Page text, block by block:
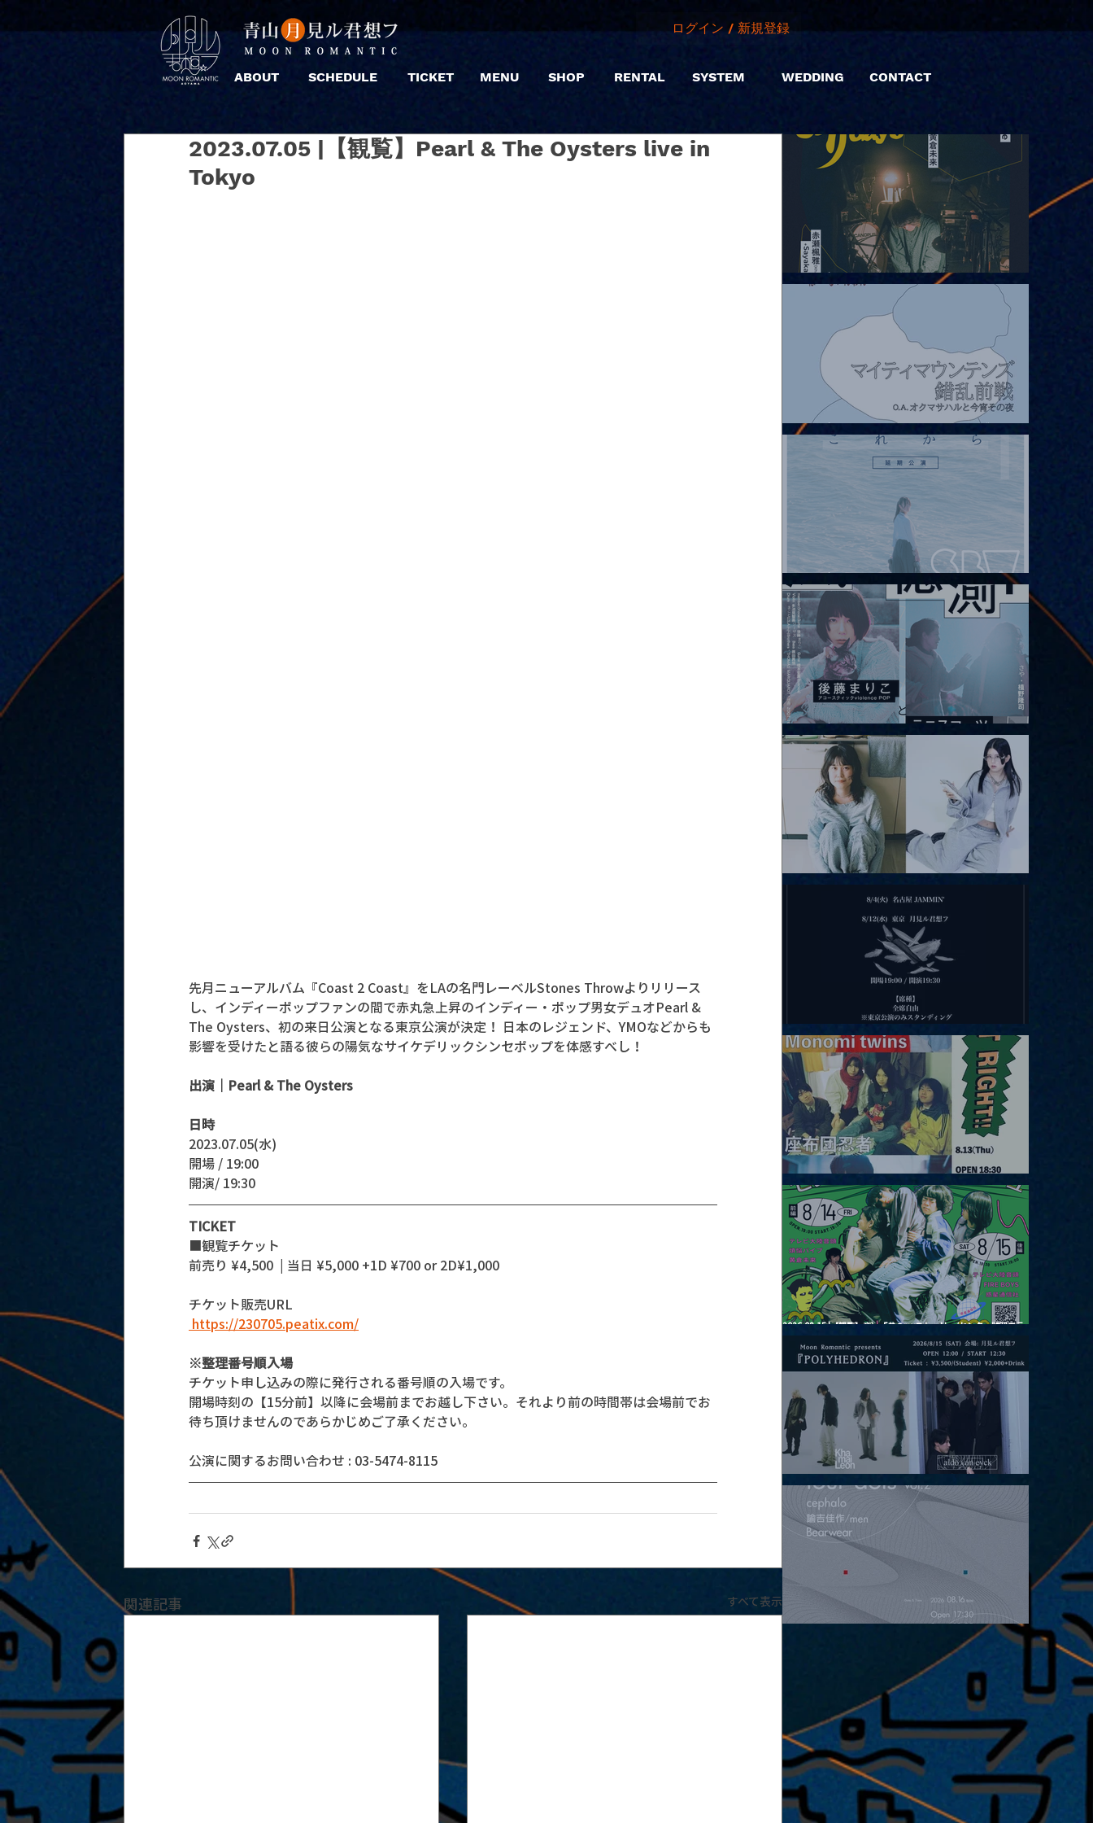
ABOUT SCHEDULE TICKET MENU SHOP
ログイン / 新規登録
RENTAL SYSTEM WEDDING CONTACT
2023.07.05 |【観覧】Pearl & The Oysters live in
Tokyo
先月ニューアルバム『Coast 2 Coast』をLAの名門レーベルStones Throwよりリリース
し、インディーポップファンの間で赤丸急上昇のインディー・ポップ男女デュオPearl &
The Oysters、初の来日公演となる東京公演が決定！ 日本のレジェンド、YMOなどからも
影響を受けたと語る彼らの陽気なサイケデリックシンセポップを体感すべし！
出演｜Pearl & The Oysters
日時
2023.07.05(水)
開場 / 19:00
開演/ 19:30
TICKET
■観覧チケット
前売り ¥4,500  | 当日 ¥5,000 +1D ¥700 or 2D¥1,000
チケット販売URL
https://230705.peatix.com/
※整理番号順入場
チケット申し込みの際に発行される番号順の入場です。
開場時刻の【15分前】以降に会場前までお越し下さい。それより前の時間帯は会場前でお
待ち頂けませんのであらかじめご了承ください。
公演に関するお問い合わせ : 03-5474-8115
関連記事 すべて表示
2026.08.06 |【観覧】hamachiまつり2026２days-月見ル君想フ編
2026.08.07 |【観覧】マイティマウンテンズpresents. “HALL-IN-
2026.08.08 |【観覧】Oaiko pre.「これから」延期公演 Blurred
City Lights × 17歳とベルリンの壁
2026.08.10 |【観覧】「巷のmyストーリー/風の憶測1～後藤まりこ
アコースティックviolence POPとテニスコーツ」
2026.08.12 |【観覧】田澤孝介 ソロワンマン 「Ballad Box 2026」
2026.08.13 |【観覧】JUST RIGHT!! vol.26
2026.08.15 |【観覧】夜）『巷のmyストーリー/センター"訳"フラ
ッシュ⚡️後編』
2026.08.15 |【観覧】昼）月見ルpre.『POLYHEDRON』